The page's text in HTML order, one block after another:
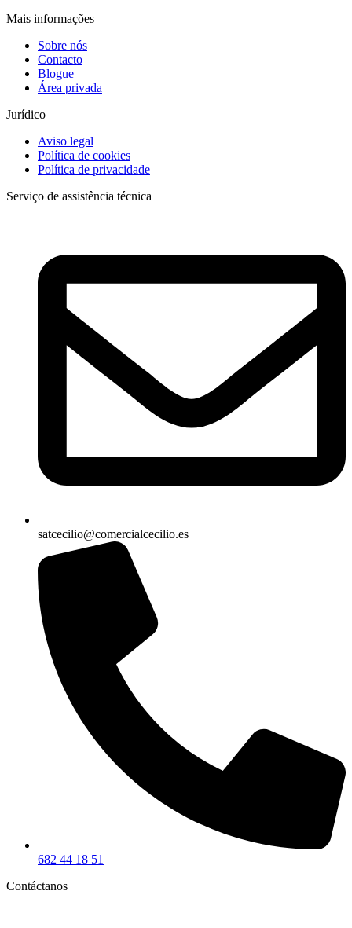
Mais informações
Sobre nós
Contacto
Blogue
Área privada
Jurídico
Aviso legal
Política de cookies
Política de privacidade
Serviço de assistência técnica
satcecilio@comercialcecilio.es
682 44 18 51
Contáctanos